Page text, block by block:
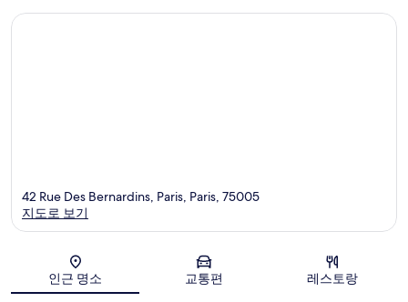
지도
42 Rue Des Bernardins, Paris, Paris, 75005
지도로 보기
인근 명소 교통편 레스토랑